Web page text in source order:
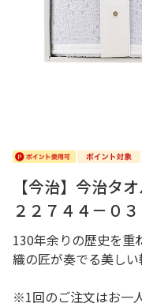
【今治】今治タ
２２７４４－０
130年余りの歴史を重
織の匠が奏でる美しい
※1回のご注文はお一